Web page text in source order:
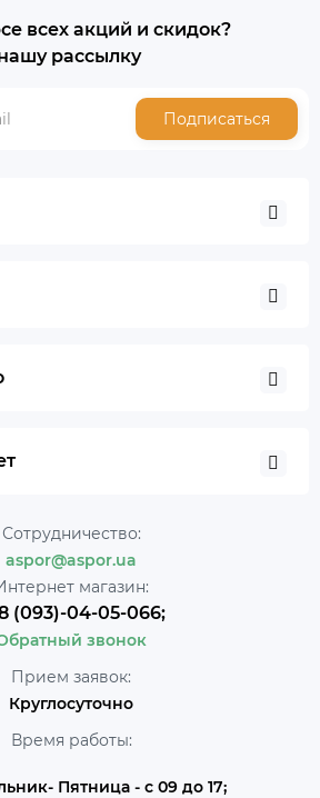
всех акций и скидок?
рассылку
Подписаться
Сотрудничество:
aspor@aspor.ua
магазин:
(093)-04-05-066;
звонок
Прием заявок:
Круглосуточно
Время работы:
Пятница - с 09 до 17;